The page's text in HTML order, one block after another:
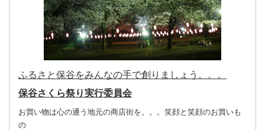
ふるさと保谷をみんなの手で創りましょう。。。
保谷さくら祭り実行委員会
お買い物は心の通う地元の商店街を。。。笑顔と笑顔のお買いも
の